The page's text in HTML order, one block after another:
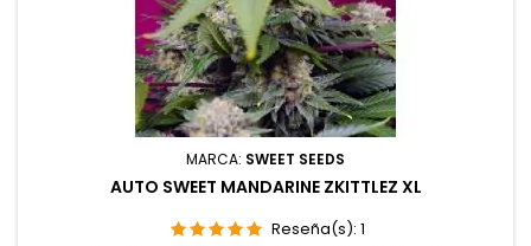
MARCA: SWEET SEEDS
AUTO SWEET MANDARINE ZKITTLEZ XL
Reseña(s): 1